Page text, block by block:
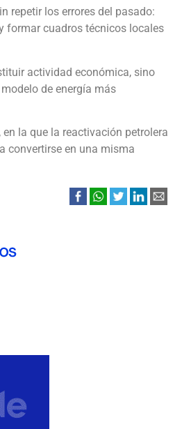
repetir los errores del pasado:
formar cuadros técnicos locales
actividad económica, sino
de energía más
la que la reactivación petrolera
convertirse en una misma